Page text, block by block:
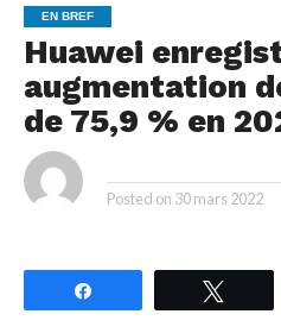
EN BREF
Huawei
augmentation
de 75,9 % en
Posted on 30 mars 2022